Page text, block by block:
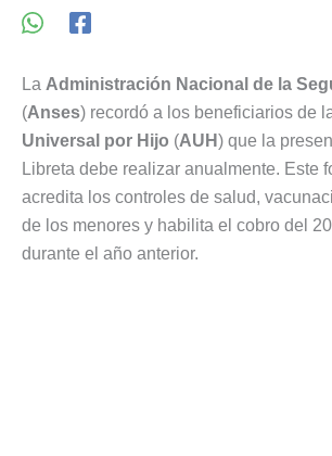
La Administración Nacional de la
(Anses) recordó a los beneficiarios de
Universal por Hijo (AUH ) que la
Libreta debe realizar anualmente. Este
acredita los controles de salud,
de los menores y habilita el cobro del
durante el año anterior.